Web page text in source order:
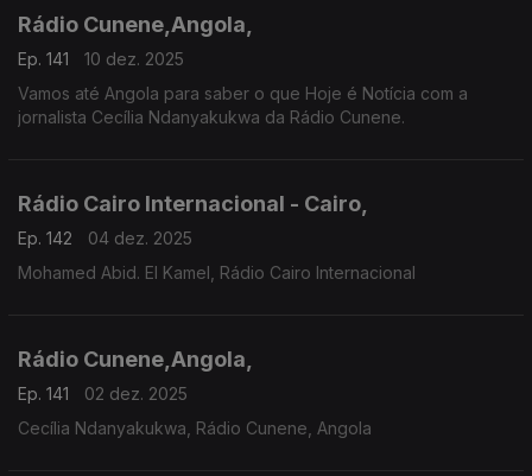
Rádio Cunene,Angola,
Ep. 141
10 dez. 2025
Vamos até Angola para saber o que Hoje é Notícia com a
jornalista Cecília Ndanyakukwa da Rádio Cunene.
Rádio Cairo Internacional - Cairo,
Ep. 142
04 dez. 2025
Mohamed Abid. El Kamel, Rádio Cairo Internacional
Rádio Cunene,Angola,
Ep. 141
02 dez. 2025
Cecília Ndanyakukwa, Rádio Cunene, Angola